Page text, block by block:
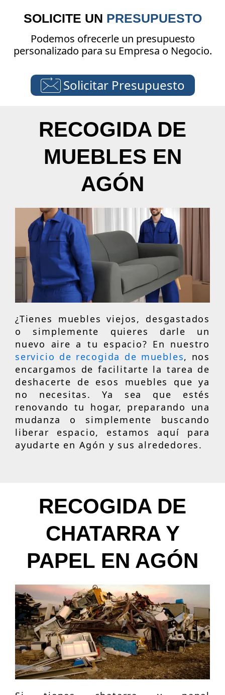
SOLICITE UN PRESUPUESTO
Podemos ofrecerle un presupuesto
personalizado para su Empresa o Negocio.
Solicitar Presupuesto
RECOGIDA DE
MUEBLES EN
AGÓN
¿Tienes muebles viejos, desgastados
o simplemente quieres darle un
nuevo aire a tu espacio? En nuestro
servicio de recogida de muebles, nos
encargamos de facilitarte la tarea de
deshacerte de esos muebles que ya
no necesitas. Ya sea que estés
renovando tu hogar, preparando una
mudanza o simplemente buscando
liberar espacio, estamos aquí para
ayudarte en Agón y sus alrededores.
RECOGIDA DE
CHATARRA Y
PAPEL EN AGÓN